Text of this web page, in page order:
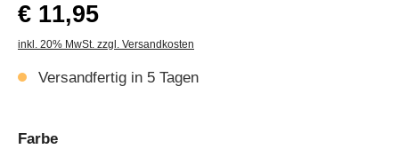
€ 11,95
inkl. 20% MwSt. zzgl. Versandkosten
Versandfertig in 5 Tagen
Farbe